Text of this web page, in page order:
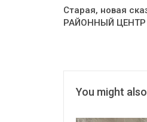
Старая, новая
РАЙОННЫЙ ЦЕНТР
You might